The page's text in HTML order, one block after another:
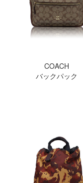
COACH
バックパック